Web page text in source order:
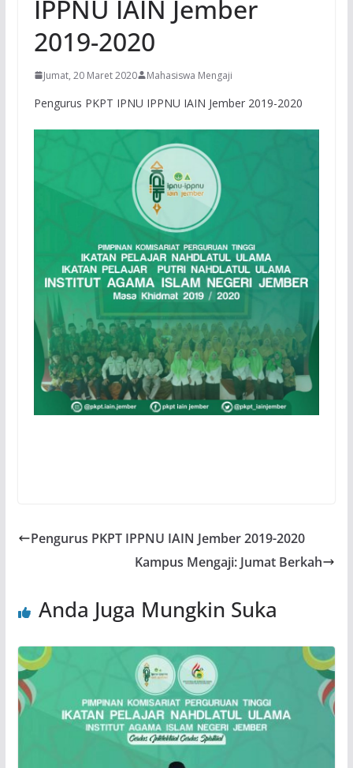
IPPNU IAIN Jember
2019-2020
Jumat, 20 Maret 2020 Mahasiswa Mengaji
Pengurus PKPT IPNU IPPNU IAIN Jember 2019-2020
Pengurus PKPT IPPNU IAIN Jember 2019-2020
Kampus Mengaji: Jumat Berkah
Anda Juga Mungkin Suka